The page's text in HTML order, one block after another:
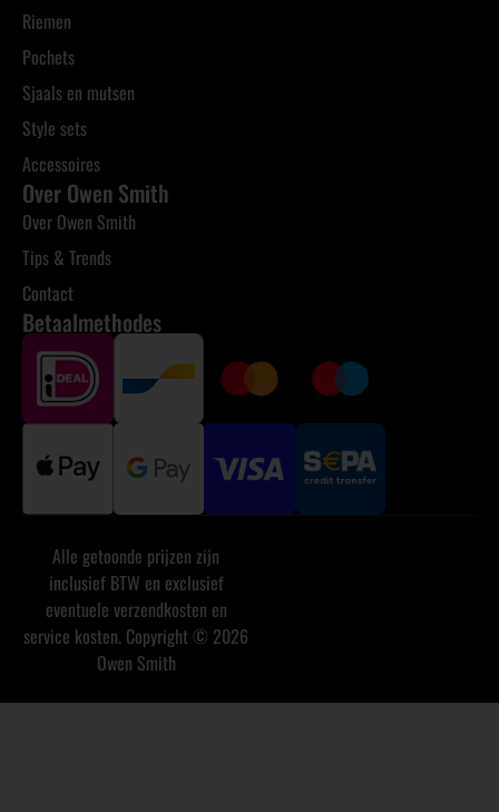
Riemen
Pochets
Sjaals en mutsen
Style sets
Accessoires
Over Owen Smith
Over Owen Smith
Tips & Trends
Contact
Betaalmethodes
Alle getoonde prijzen zijn
inclusief BTW en exclusief
eventuele verzendkosten en
service kosten. Copyright © 2026
Owen Smith